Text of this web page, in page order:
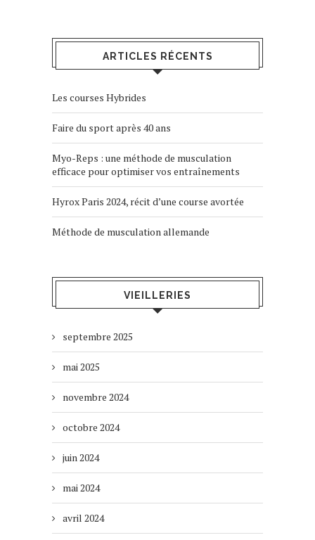
ARTICLES RÉCENTS
Les courses Hybrides
Faire du sport après 40 ans
Myo-Reps : une méthode de musculation
efficace pour optimiser vos entraînements
Hyrox Paris 2024, récit d’une course avortée
Méthode de musculation allemande
VIEILLERIES
septembre 2025
mai 2025
novembre 2024
octobre 2024
juin 2024
mai 2024
avril 2024